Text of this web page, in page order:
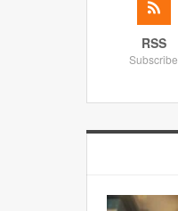
RSS
Subscribe